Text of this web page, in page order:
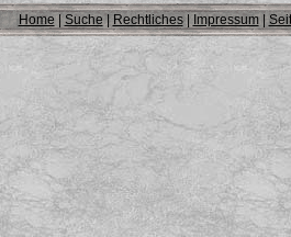
Home| Suche | Rechtliches| Impressum|